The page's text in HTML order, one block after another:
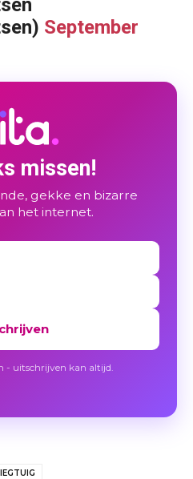
September
missen!
gekke en bizarre
het internet.
- uitschrijven kan altijd.